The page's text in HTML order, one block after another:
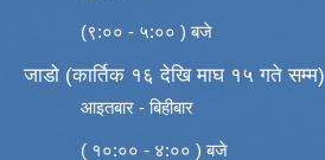
(९:०० - ५:०० ) बजे
जाडो (कार्तिक १६ देखि माघ १५ गते सम्म)
आइतबार - बिहीबार
( १०:०० - ४:०० ) बजे